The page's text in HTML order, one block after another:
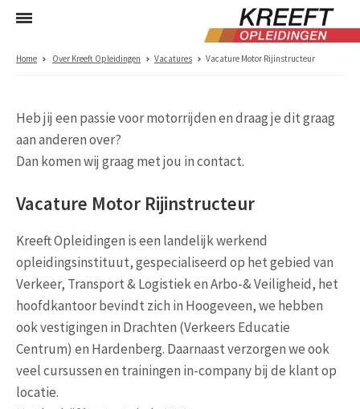
Home Over Kreeft Opleidingen Vacatures Vacature Motor Rijinstructeur
Heb jij een passie voor motorrijden en draag je dit graag
aan anderen over?
Dan komen wij graag met jou in contact.
Vacature Motor Rijinstructeur
Kreeft Opleidingen is een landelijk werkend
opleidingsinstituut, gespecialiseerd op het gebied van
Verkeer, Transport & Logistiek en Arbo-& Veiligheid, het
hoofdkantoor bevindt zich in Hoogeveen, we hebben
ook vestigingen in Drachten (Verkeers Educatie
Centrum) en Hardenberg. Daarnaast verzorgen we ook
veel cursussen en trainingen in-company bij de klant op
locatie.